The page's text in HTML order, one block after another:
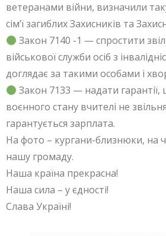
ветеранами війни, визначили
сім’ї загиблих Захисників та
Закон 7140 -1 — спростити
військової служби осіб з
доглядає за такими особами і
Закон 7133 — надати
воєнного стану вчителі не
гарантується зарплата.
На фото – кургани-близнюки, на
нашу громаду.
Наша країна прекрасна!
Наша сила – у єдності!
Слава Україні!